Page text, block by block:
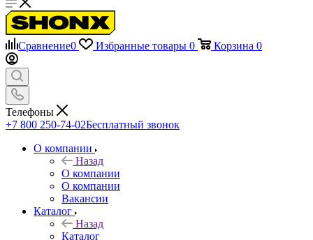
Сравнение0 Избранные товары 0 Корзина 0
Телефоны
+7 800 250-74-02Бесплатный звонок
О компании
Назад
О компании
О компании
Вакансии
Каталог
Назад
Каталог